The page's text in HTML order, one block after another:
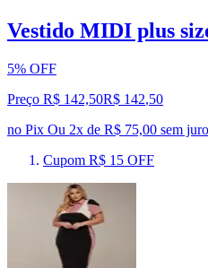
Vestido MIDI plus
5% OFF
Preço R$ 142,50R$ 142,50
no Pix Ou 2x de R$ 75,00 sem
Cupom R$ 15 OFF